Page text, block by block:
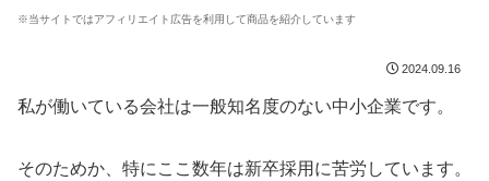
※当サイトではアフィリエイト広告を利用して商品を紹介しています
2024.09.16
私が働いている会社は一般知名度のない中小企業です。
そのためか、特にここ数年は新卒採用に苦労しています。